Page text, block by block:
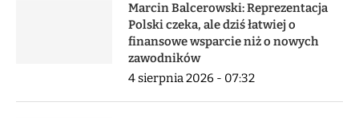
Marcin Balcerowski: Reprezentacja
Polski czeka, ale dziś łatwiej o
finansowe wsparcie niż o nowych
zawodników
4 sierpnia 2026 - 07:32